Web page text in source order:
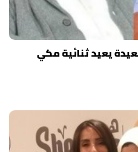
سعيدة يعيد ثنائية مكي